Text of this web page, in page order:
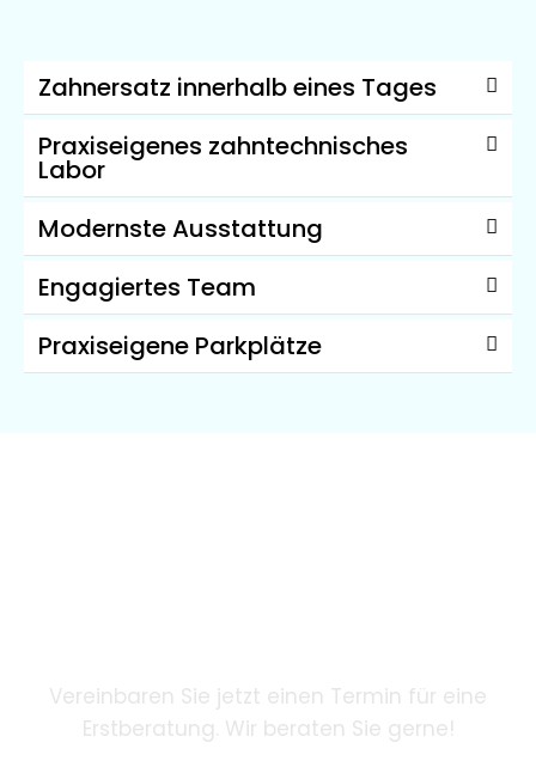
Zahnersatz innerhalb eines Tages
Praxiseigenes zahntechnisches
Labor
Modernste Ausstattung
Engagiertes Team
Praxiseigene Parkplätze
Vereinbaren Sie jetzt einen Termin für eine
Erstberatung. Wir beraten Sie gerne!